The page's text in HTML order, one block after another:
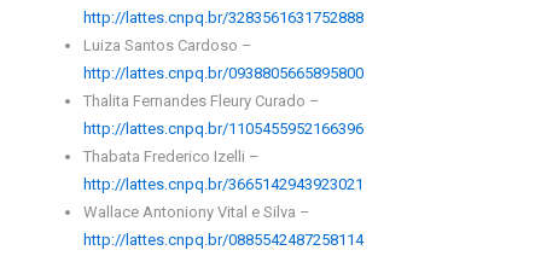
http://lattes.cnpq.br/3283561631752888
Luiza Santos Cardoso –
http://lattes.cnpq.br/0938805665895800
Thalita Fernandes Fleury Curado –
http://lattes.cnpq.br/1105455952166396
Thabata Frederico Izelli –
http://lattes.cnpq.br/3665142943923021
Wallace Antoniony Vital e Silva –
http://lattes.cnpq.br/0885542487258114